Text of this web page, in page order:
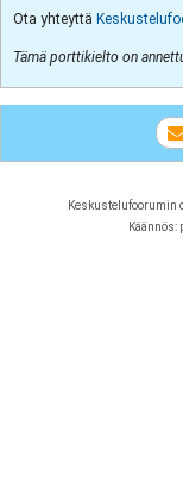
Ota yhteyttä
Tämä porttikielto on
Keskustelufoorumin